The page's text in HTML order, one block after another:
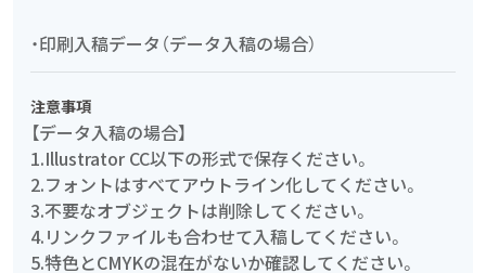
・印刷入稿データ（データ入稿の場合）
注意事項
【データ入稿の場合】
1.Illustrator CC以下の形式で保存ください。
2.フォントはすべてアウトライン化してください。
3.不要なオブジェクトは削除してください。
4.リンクファイルも合わせて入稿してください。
5.特色とCMYKの混在がないか確認してください。